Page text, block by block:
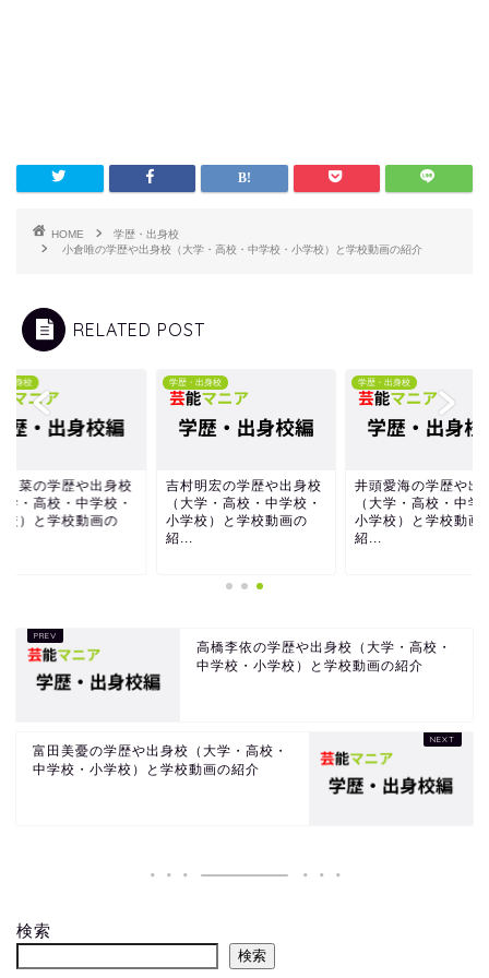
HOME
学歴・出身校
小倉唯の学歴や出身校（大学・高校・中学校・小学校）と学校動画の紹介
RELATED POST
出身校
り菜の学歴や出身校
学・高校・中学校・
校）と学校動画の
学歴・出身校
吉村明宏の学歴や出身校
（大学・高校・中学校・
小学校）と学校動画の
紹...
学歴・出身校
井頭愛海の学歴や出
（大学・高校・中学
小学校）と学校動画
紹...
高橋李依の学歴や出身校（大学・高校・
中学校・小学校）と学校動画の紹介
富田美憂の学歴や出身校（大学・高校・
中学校・小学校）と学校動画の紹介
検索
検索